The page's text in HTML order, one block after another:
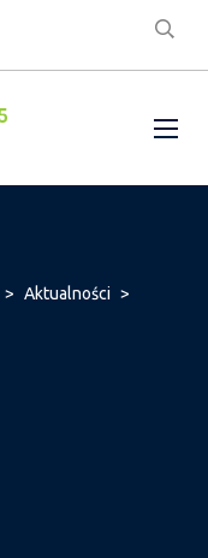
> Aktualności >